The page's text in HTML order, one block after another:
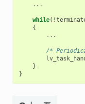
...
while( !
{
...
/*
}
}